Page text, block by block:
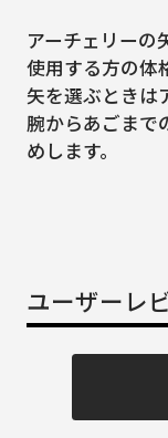
アーチェリーの
使用する方の体
矢を選ぶときは
腕からあごまで
めします。
ユーザーレ